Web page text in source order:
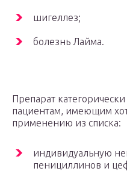
шигеллез;
болезнь Лайма.
Препарат
пациентам, имеющим
применению из списка:
индивидуальную
пенициллинов и